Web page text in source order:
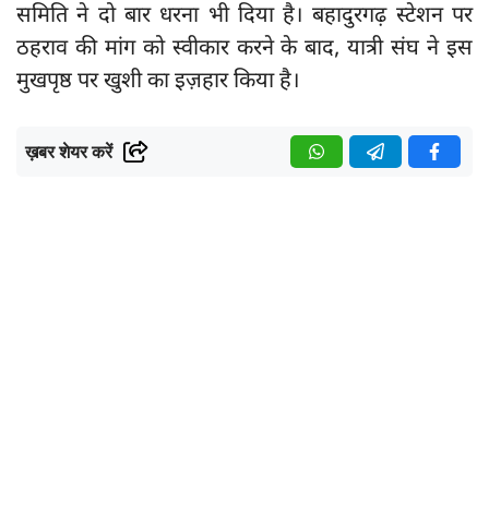
समिति ने दो बार धरना भी दिया है। बहादुरगढ़ स्टेशन पर
ठहराव की मांग को स्वीकार करने के बाद, यात्री संघ ने इस
मुखपृष्ठ पर खुशी का इज़हार किया है।
ख़बर शेयर करें